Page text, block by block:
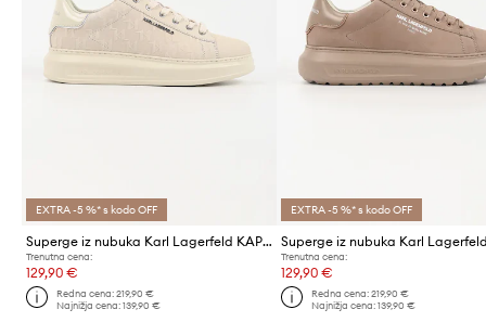
EXTRA -5 %* s kodo OFF
Superge iz nubuka Karl Lagerfeld KAPRI
Trenutna cena:
129,90 €
Redna cena:219,90 €
Najnižja cena:139,90 €
EXTRA -5 %* s kodo OFF
Trenutna cena:
129,90 €
Redna cena: 219,90 €
Najnižja cena: 139,90 €